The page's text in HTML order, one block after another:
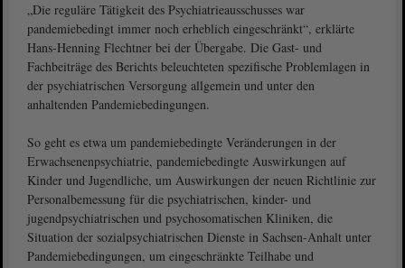
„Die reguläre Tätigkeit des Psychiatrieausschusses war
pandemiebedingt immer noch erheblich eingeschränkt“, erklärte
Hans-Henning Flechtner bei der Übergabe. Die Gast- und
Fachbeiträge des Berichts beleuchteten spezifische Problemlagen in
der psychiatrischen Versorgung allgemein und unter den
anhaltenden Pandemiebedingungen.
So geht es etwa um pandemiebedingte Veränderungen in der
Erwachsenenpsychiatrie, pandemiebedingte Auswirkungen auf
Kinder und Jugendliche, um Auswirkungen der neuen Richtlinie zur
Personalbemessung für die psychiatrischen, kinder- und
jugendpsychiatrischen und psychosomatischen Kliniken, die
Situation der sozialpsychiatrischen Dienste in Sachsen-Anhalt unter
Pandemiebedingungen, um eingeschränkte Teilhabe und